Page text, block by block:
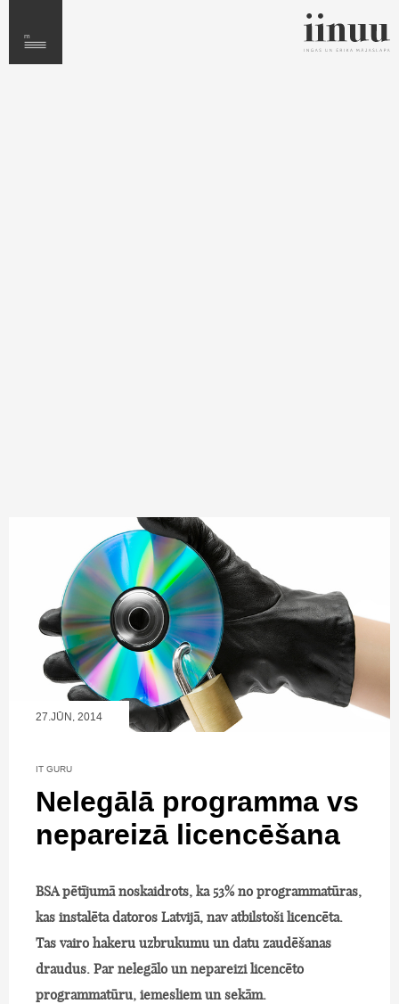
27.JŪN, 2014
IT GURU
Nelegālā programma vs
nepareizā licencēšana
BSA pētījumā noskaidrots, ka 53% no programmatūras,
kas instalēta datoros Latvijā, nav atbilstoši licencēta.
Tas vairo hakeru uzbrukumu un datu zaudēšanas
draudus. Par nelegālo un nepareizi licencēto
programmatūru, iemesliem un sekām.